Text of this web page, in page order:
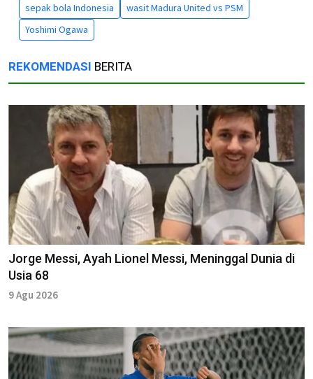
sepak bola Indonesia
wasit Madura United vs PSM
Yoshimi Ogawa
REKOMENDASI BERITA
Jorge Messi, Ayah Lionel Messi, Meninggal Dunia di
Usia 68
9 Agu 2026